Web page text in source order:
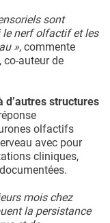
sont
le nerf olfactif et les
», commente
co-auteur de
d’autres structures
olfactifs
avec pour
cliniques,
mois chez
la persistance